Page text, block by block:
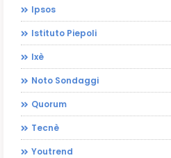
Ipsos
Istituto Piepoli
Ixè
Noto Sondaggi
Quorum
Tecnè
Youtrend